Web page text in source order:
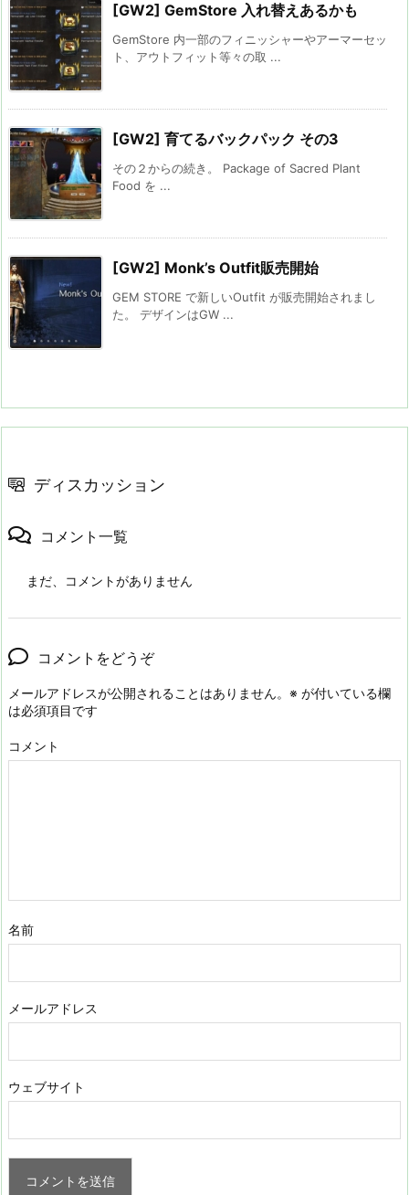
[GW2] GemStore 入れ替えあるかも
GemStore 内一部のフィニッシャーやアーマーセッ
ト、アウトフィット等々の取 ...
[GW2] 育てるバックパック その3
その２からの続き。 Package of Sacred Plant
Food を ...
[GW2] Monk’s Outfit販売開始
GEM STORE で新しいOutfit が販売開始されまし
た。 デザインはGW ...
ディスカッション
コメント一覧
まだ、コメントがありません
コメントをどうぞ
メールアドレスが公開されることはありません。 ※ が付いている欄
は必須項目です
コメント
名前
メールアドレス
ウェブサイト